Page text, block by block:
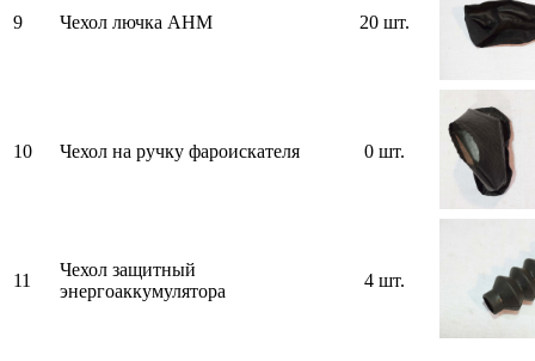
9 Чехол лючка АНМ 20 шт.
10 Чехол на ручку фароискателя 0 шт.
11
Чехол защитный
энергоаккумулятора
4 шт.